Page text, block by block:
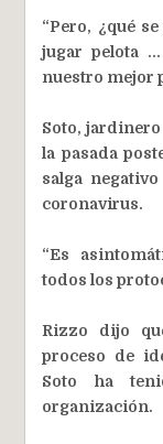
“Pero, ¿qué
jugar pelota
nuestro mejor
Soto,
la pasada
salga
coronavirus.
“Es
todos los
Rizzo dijo
proceso de
Soto ha
organización.